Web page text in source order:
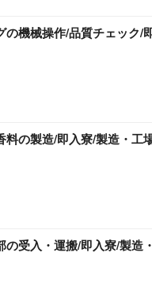
の機械操作/品質チェック/
料の製造/即入寮/製造・工
の受入・運搬/即入寮/製造